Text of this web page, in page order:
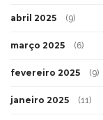
abril 2025 (9)
março 2025 (6)
fevereiro 2025 (9)
janeiro 2025 (11)